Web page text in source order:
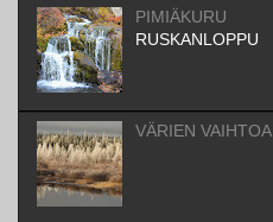
PIMIÄKURU
RUSKANLOPPU
VÄRIEN VAIHTOA